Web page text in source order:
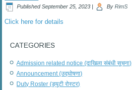
Published September 25, 2023 | By RimS
Click here for details
CATEGORIES
Admission related notice (दाखिला संबंधी सूचना)
Announcement (उद्घोषणा)
Duty Roster (ड्यूटी रोस्टर)